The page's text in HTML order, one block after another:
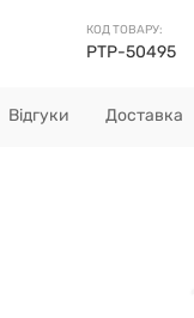
КОД ТОВАРУ:
PTP-50495
Відгуки Доставка